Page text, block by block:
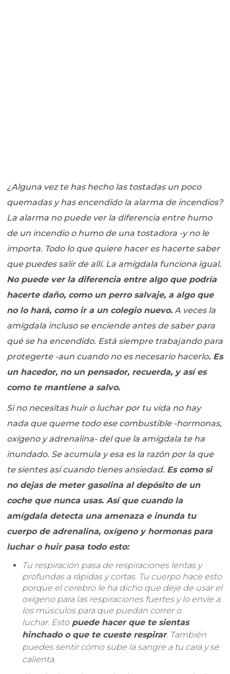
¿Alguna vez te has hecho las tostadas un poco
quemadas y has encendido la alarma de incendios?
La alarma no puede ver la diferencia entre humo
de un incendio o humo de una tostadora -y no le
importa. Todo lo que quiere hacer es hacerte saber
que puedes salir de allí. La amígdala funciona igual.
No puede ver la diferencia entre algo que podría
hacerte daño, como un perro salvaje, a algo que
no lo hará, como ir a un colegio nuevo. A veces la
amígdala incluso se enciende antes de saber para
qué se ha encendido. Está siempre trabajando para
protegerte -aun cuando no es necesario hacerlo. Es
un hacedor, no un pensador, recuerda, y así es
como te mantiene a salvo.
Si no necesitas huir o luchar por tu vida no hay
nada que queme todo ese combustible -hormonas,
oxígeno y adrenalina- del que la amígdala te ha
inundado. Se acumula y esa es la razón por la que
te sientes así cuando tienes ansiedad. Es como si
no dejas de meter gasolina al depósito de un
coche que nunca usas. Así que cuando la
amígdala detecta una amenaza e inunda tu
cuerpo de adrenalina, oxígeno y hormonas para
luchar o huir pasa todo esto:
Tu respiración pasa de respiraciones lentas y
profundas a rápidas y cortas. Tu cuerpo hace esto
porque el cerebro le ha dicho que deje de usar el
oxígeno para las respiraciones fuertes y lo envíe a
los músculos para que puedan correr o
luchar. Estopuede hacer que te sientas
hinchado o que te cueste respirar. También
puedes sentir cómo sube la sangre a tu cara y se
calienta.